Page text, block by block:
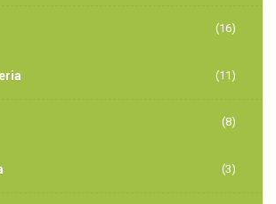
(16)
(11)
(8)
(3)